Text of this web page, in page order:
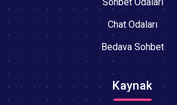
Chat Odaları
Bedava Sohbet
Kaynak